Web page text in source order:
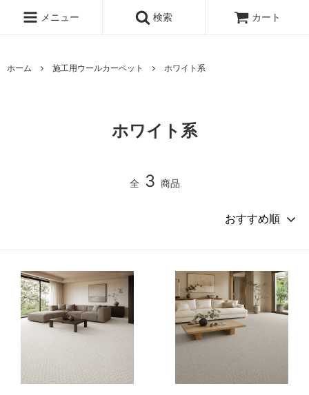
メニュー 検索 カート
ホーム 施工用ウールカーペット ホワイト系
ホワイト系
全 3 商品